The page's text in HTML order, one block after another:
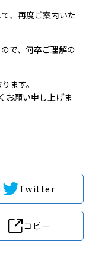
、再度ご案内いた
で、何卒ご理解の
ます。
お願い申し上げま
Twitter
コピー